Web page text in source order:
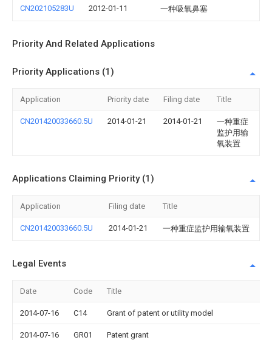
CN202105283U 2012-01-11 一种吸氧鼻塞
Priority And Related Applications
Priority Applications (1)
Application Priority date Filing date Title
CN201420033660.5U 2014-01-21 2014-01-21
一种重症
监护用输
氧装置
Applications Claiming Priority (1)
Application Filing date Title
CN201420033660.5U 2014-01-21 一种重症监护用输氧装置
Legal Events
Date Code Title
2014-07-16 C14 Grant of patent or utility model
2014-07-16 GR01 Patent grant